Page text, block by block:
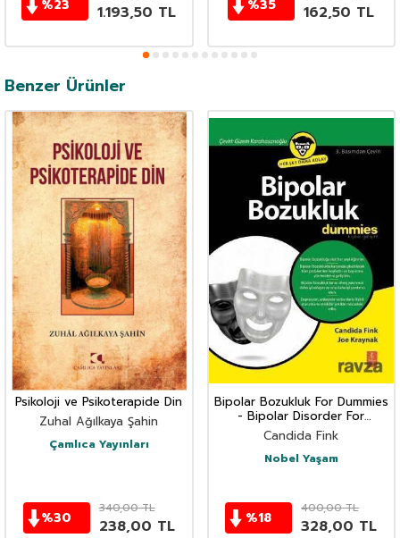
%23 1.193,50 TL %35 162,50 TL
Benzer Ürünler
Psikoloji ve Psikoterapide Din
Zuhal Ağılkaya Şahin
Çamlıca Yayınları
%30
340,00TL
238,00 TL
Bipolar Bozukluk For Dummies
- Bipolar Disorder For
Dummies
Candida Fink
Nobel Yaşam
%18
400,00TL
328,00 TL